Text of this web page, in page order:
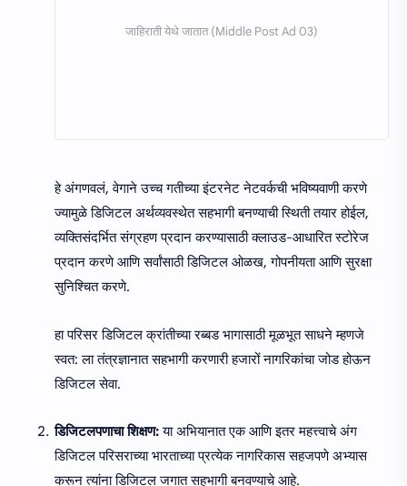
हे अंगणवलं, वेगाने उच्च गतीच्या इंटरनेट नेटवर्कची भविष्यवाणी करणे
ज्यामुळे डिजिटल अर्थव्यवस्थेत सहभागी बनण्याची स्थिती तयार होईल,
व्यक्तिसंदर्भित संग्रहण प्रदान करण्यासाठी क्लाउड-आधारित स्टोरेज
प्रदान करणे आणि सर्वांसाठी डिजिटल ओळख, गोपनीयता आणि सुरक्षा
सुनिश्चित करणे.
हा परिसर डिजिटल क्रांतीच्या रब्बड भागासाठी मूळभूत साधने म्हणजे
स्वत: ला तंत्रज्ञानात सहभागी करणारी हजारों नागरिकांचा जोड होऊन
डिजिटल सेवा.
डिजिटलपणाचा शिक्षण:या अभियानात एक आणि इतर महत्त्वाचे अंग
डिजिटल परिसराच्या भारताच्या प्रत्येक नागरिकास सहजपणे अभ्यास
करून त्यांना डिजिटल जगात सहभागी बनवण्याचे आहे.